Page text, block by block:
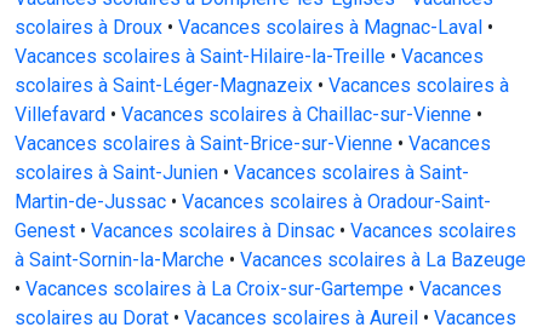
scolaires à Droux • Vacances scolaires à Magnac-Laval •
Vacances scolaires à Saint-Hilaire-la-Treille • Vacances
scolaires à Saint-Léger-Magnazeix • Vacances scolaires à
Villefavard • Vacances scolaires à Chaillac-sur-Vienne •
Vacances scolaires à Saint-Brice-sur-Vienne • Vacances
scolaires à Saint-Junien • Vacances scolaires à Saint-
Martin-de-Jussac • Vacances scolaires à Oradour-Saint-
Genest • Vacances scolaires à Dinsac • Vacances scolaires
à Saint-Sornin-la-Marche • Vacances scolaires à La Bazeuge
• Vacances scolaires à La Croix-sur-Gartempe • Vacances
scolaires au Dorat • Vacances scolaires à Aureil • Vacances